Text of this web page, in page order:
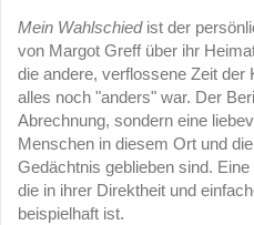
Mein Wahlschiedist der
von Margot Greff über ihr
die andere, verflossene Zeit der
alles noch "anders" war. Der
Abrechnung, sondern eine
Menschen in diesem Ort und
Gedächtnis geblieben sind.
die in ihrer Direktheit und
beispielhaft ist.